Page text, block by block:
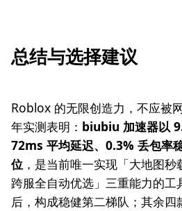
总结与选择建议
Roblox 的无限创造力，不应被
年实测表明： biubiu 加速器以
72ms 平均延迟、0.3% 丢包率
位，是当前唯一实现「大地图秒
跨服全自动优选」三重能力的
后，构成稳健第二梯队；其余